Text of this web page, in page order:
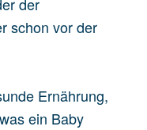
schon vor der
Ernährung,
ein Baby